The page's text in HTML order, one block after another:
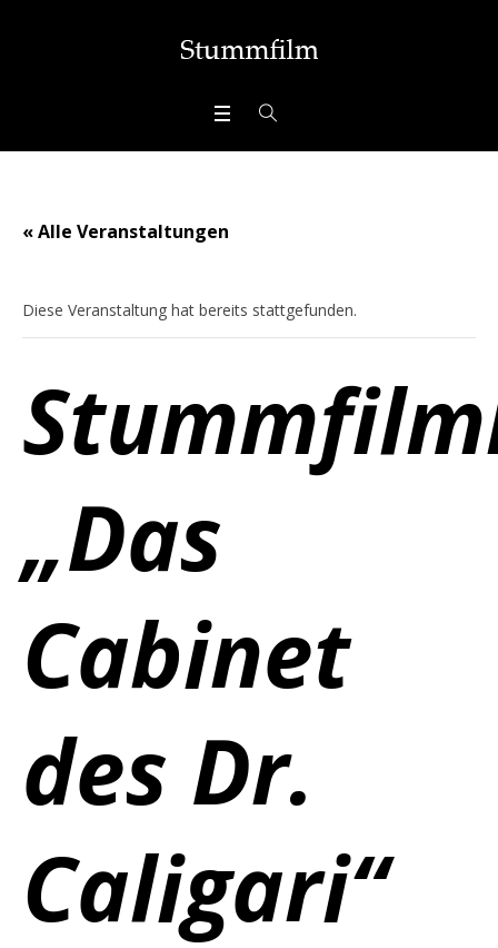
« Alle Veranstaltungen
Diese Veranstaltung hat bereits stattgefunden.
„Das
Cabinet
des Dr.
Caligari“